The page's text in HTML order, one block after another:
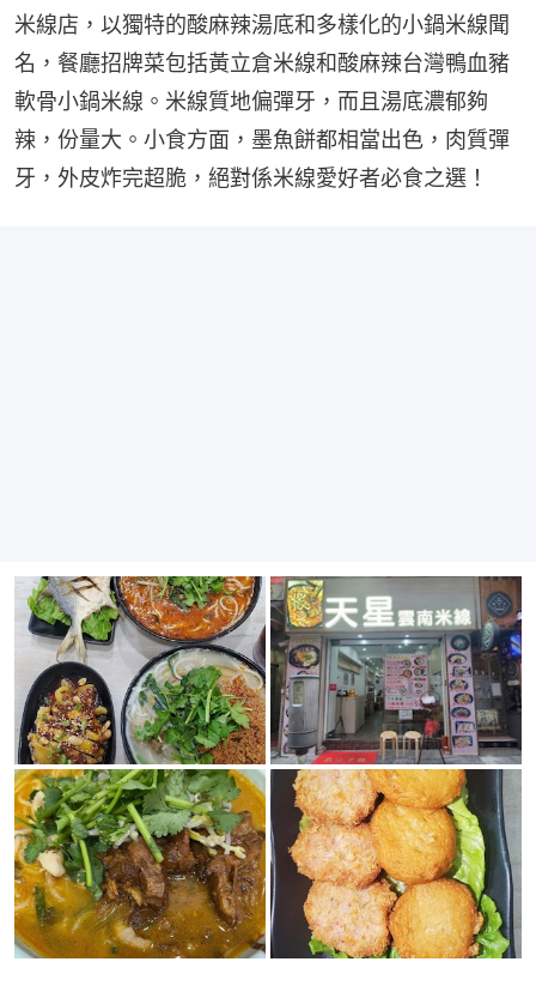
米線店，以獨特的酸麻辣湯底和多樣化的小鍋米線聞
名，餐廳招牌菜包括黃立倉米線和酸麻辣台灣鴨血豬
軟骨小鍋米線。米線質地偏彈牙，而且湯底濃郁夠
辣，份量大。小食方面，墨魚餅都相當出色，肉質彈
牙，外皮炸完超脆，絕對係米線愛好者必食之選！